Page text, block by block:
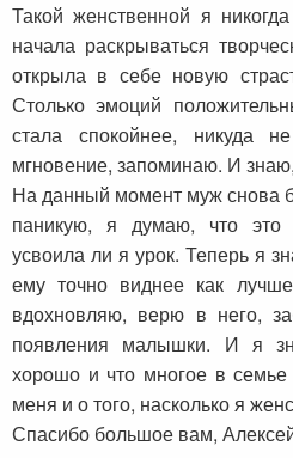
Такой женственной я
начала раскрываться
открыла в себе новую
Столько эмоций
стала спокойнее, никуда
мгновение, запоминаю. И
На данный момент муж снова
паникую, я думаю, что это
усвоила ли я урок. Теперь я
ему точно виднее как
вдохновляю, верю в него,
появления малышки. И я
хорошо и что многое в семье
меня и о того, насколько я
Спасибо большое вам,